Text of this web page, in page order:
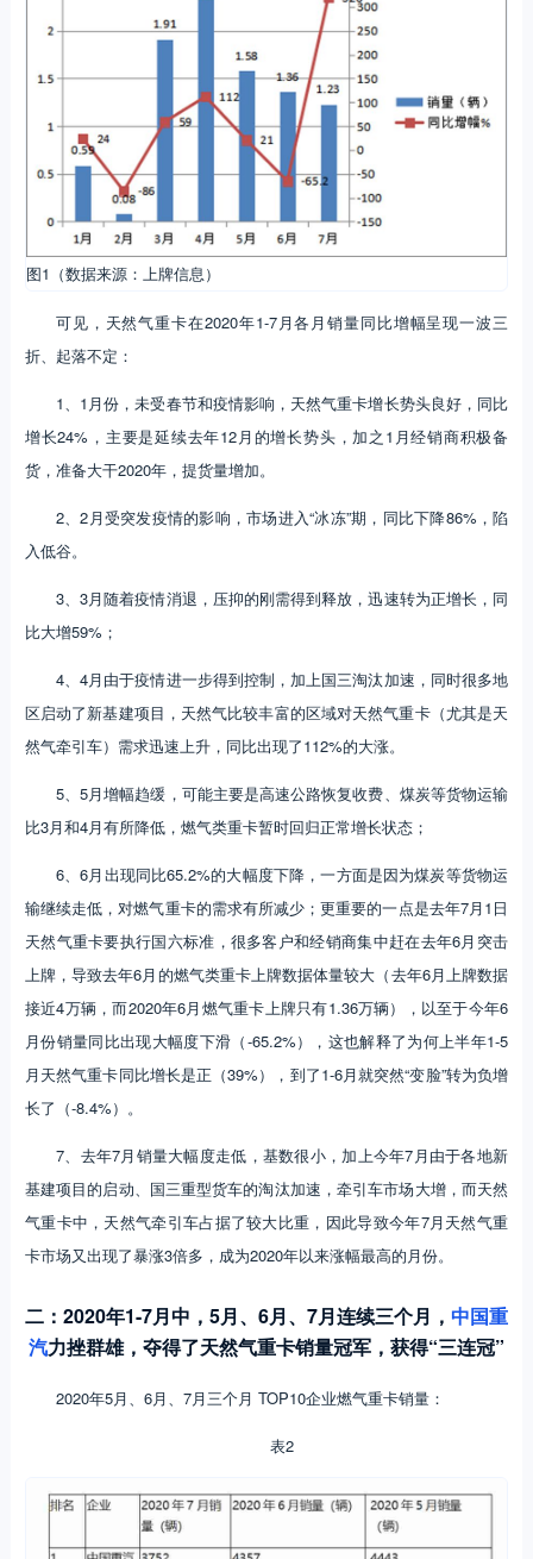
图1（数据来源：上牌信息）
可见，天然气重卡在2020年1-7月各月销量同比增幅呈现一波三
折、起落不定：
1、1月份，未受春节和疫情影响，天然气重卡增长势头良好，同比
增长24%，主要是延续去年12月的增长势头，加之1月经销商积极备
货，准备大干2020年，提货量增加。
2、2月受突发疫情的影响，市场进入“冰冻”期，同比下降86%，陷
入低谷。
3、3月随着疫情消退，压抑的刚需得到释放，迅速转为正增长，同
比大增59%；
4、4月由于疫情进一步得到控制，加上国三淘汰加速，同时很多地
区启动了新基建项目，天然气比较丰富的区域对天然气重卡（尤其是天
然气牵引车）需求迅速上升，同比出现了112%的大涨。
5、5月增幅趋缓，可能主要是高速公路恢复收费、煤炭等货物运输
比3月和4月有所降低，燃气类重卡暂时回归正常增长状态；
6、6月出现同比65.2%的大幅度下降，一方面是因为煤炭等货物运
输继续走低，对燃气重卡的需求有所减少；更重要的一点是去年7月1日
天然气重卡要执行国六标准，很多客户和经销商集中赶在去年6月突击
上牌，导致去年6月的燃气类重卡上牌数据体量较大（去年6月上牌数据
接近4万辆，而2020年6月燃气重卡上牌只有1.36万辆），以至于今年6
月份销量同比出现大幅度下滑（-65.2%），这也解释了为何上半年1-5
月天然气重卡同比增长是正（39%），到了1-6月就突然“变脸”转为负增
长了（-8.4%）。
7、去年7月销量大幅度走低，基数很小，加上今年7月由于各地新
基建项目的启动、国三重型货车的淘汰加速，牵引车市场大增，而天然
气重卡中，天然气牵引车占据了较大比重，因此导致今年7月天然气重
卡市场又出现了暴涨3倍多，成为2020年以来涨幅最高的月份。
二：2020年1-7月中，5月、6月、7月连续三个月， 中国重
汽力挫群雄，夺得了天然气重卡销量冠军，获得“三连冠”
2020年5月、6月、7月三个月 TOP10企业燃气重卡销量：
表2